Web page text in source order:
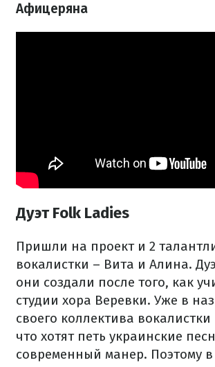
Афицеряна
Дуэт Folk Ladies
Пришли на проект и 2
вокалистки – Вита и Алина.
они создали после того, как
студии хора Веревки. Уже в
своего коллектива
что хотят петь украинские
современный манер. Поэтому